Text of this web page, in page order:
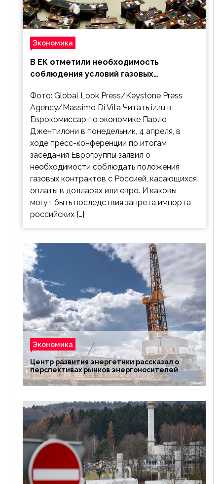
Экономика
В ЕК отметили необходимость
соблюдения условий газовых
Фото: Global Look Press/Keystone Press
Agency/Massimo Di Vita Читать iz.ru в
Еврокомиссар по экономике Паоло
Джентилони в понедельник, 4 апреля, в
ходе пресс-конференции по итогам
заседания Еврогруппы заявил о
необходимости соблюдать положения
газовых контрактов с Россией, касающихся
оплаты в долларах или евро. И каковы
могут быть последствия запрета импорта
российских […]
Экономика
Центр развития энергетики рассказал о
перспективах рынков энергоносителей